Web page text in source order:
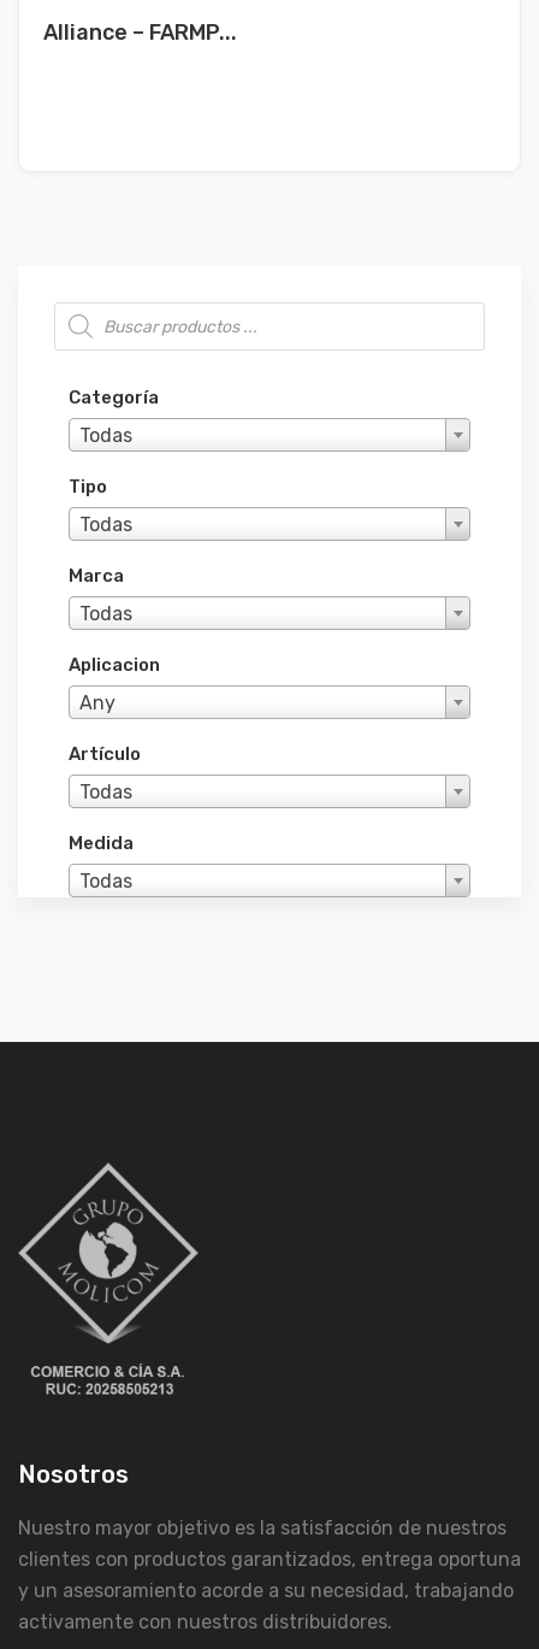
Búsqueda de productos
Categoría
Todas
Tipo
Todas
Marca
Todas
Aplicacion
Any
Artículo
Todas
Medida
Todas
Alliance – FARMP...
Nosotros
Nuestro mayor objetivo es la satisfacción de nuestros
clientes con productos garantizados, entrega oportuna
y un asesoramiento acorde a su necesidad, trabajando
activamente con nuestros distribuidores.